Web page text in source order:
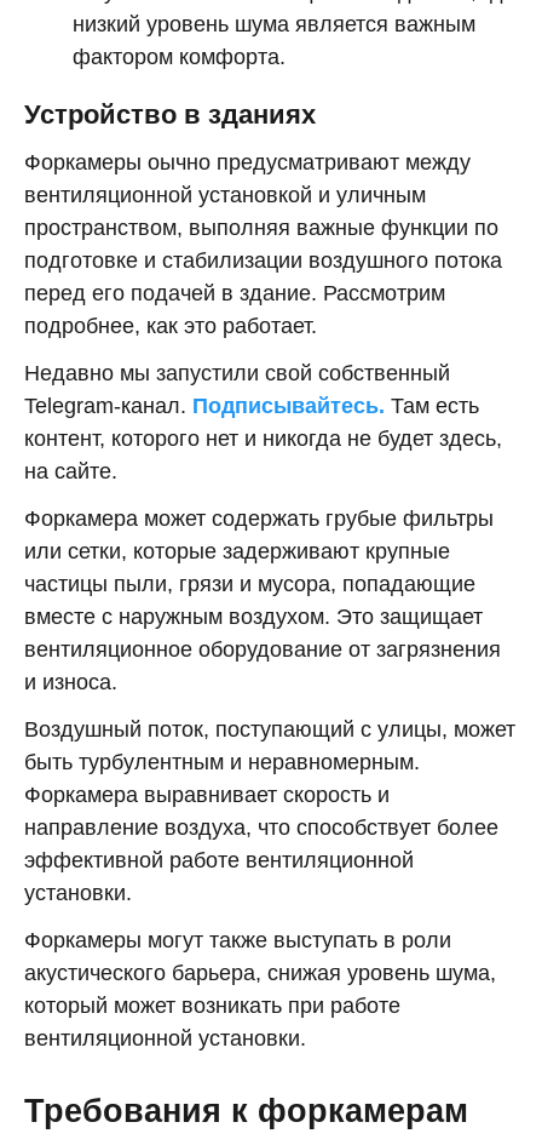
низкий уровень шума является важным
фактором комфорта.
Устройство в зданиях
Форкамеры оычно предусматривают между
вентиляционной установкой и уличным
пространством, выполняя важные функции по
подготовке и стабилизации воздушного потока
перед его подачей в здание. Рассмотрим
подробнее, как это работает.
Недавно мы запустили свой собственный
Telegram-канал. Подписывайтесь. Там есть
контент, которого нет и никогда не будет здесь,
на сайте.
Форкамера может содержать грубые фильтры
или сетки, которые задерживают крупные
частицы пыли, грязи и мусора, попадающие
вместе с наружным воздухом. Это защищает
вентиляционное оборудование от загрязнения
и износа.
Воздушный поток, поступающий с улицы, может
быть турбулентным и неравномерным.
Форкамера выравнивает скорость и
направление воздуха, что способствует более
эффективной работе вентиляционной
установки.
Форкамеры могут также выступать в роли
акустического барьера, снижая уровень шума,
который может возникать при работе
вентиляционной установки.
Требования к форкамерам